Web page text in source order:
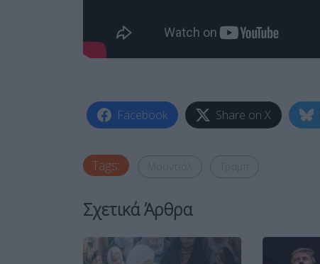
Facebook Share on X
Tags:
Σχετικά Άρθρα